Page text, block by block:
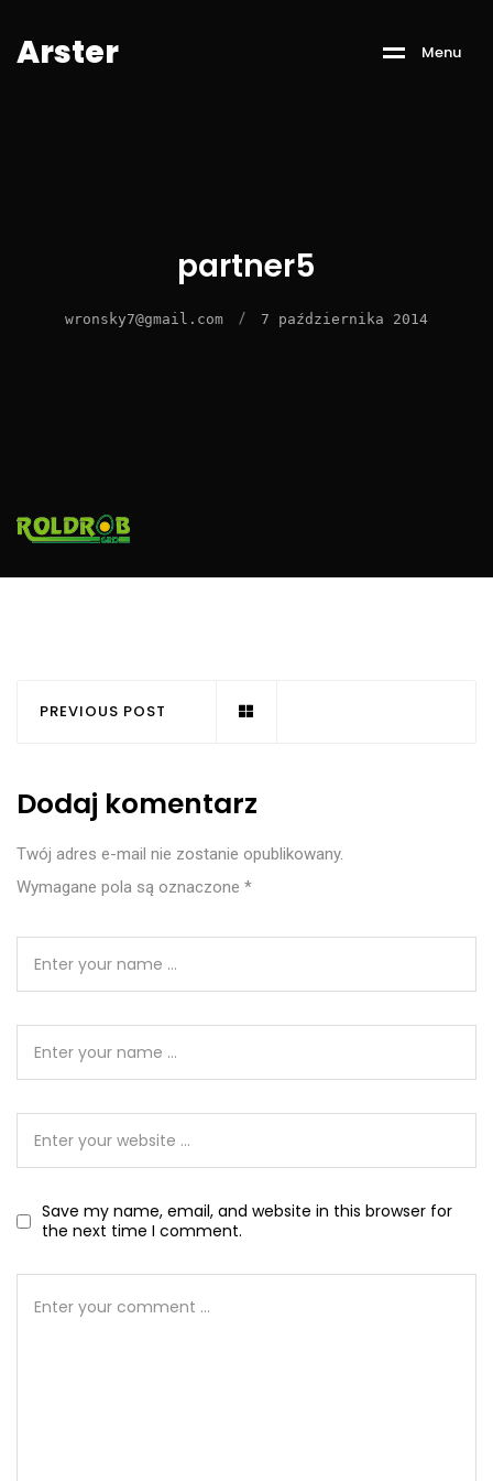
Arster Menu
partner5
wronsky7@gmail.com / 7 października 2014
PREVIOUS POST
Dodaj komentarz
Twój adres e-mail nie zostanie opublikowany.
Wymagane pola są oznaczone *
Save my name, email, and website in this browser for
the next time I comment.